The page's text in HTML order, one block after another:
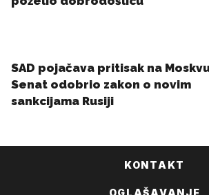
KONTAKT
OGLAŠAVANJE